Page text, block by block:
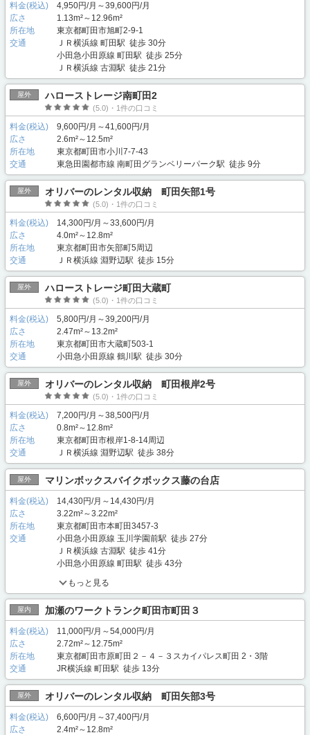
料金(税込)
4,950円/月～39,600円/月
広さ
1.13m²～12.96m²
所在地
東京都町田市旭町2-9-1
交通
ＪＲ横浜線 町田駅 徒歩 30分
小田急小田原線 町田駅 徒歩 25分
ＪＲ横浜線 古淵駅 徒歩 21分
屋外 ハローストレージ南町田2
(5.0)・1件の口コミ
料金(税込)
9,600円/月～41,600円/月
広さ
2.6m²～12.5m²
所在地
東京都町田市小川7-7-43
交通
東急田園都市線 南町田グランベリーパーク駅 徒歩 9分
屋外 オリバーのレンタル収納 町田矢部1号
(5.0)・1件の口コミ
料金(税込)
14,300円/月～33,600円/月
広さ
4.0m²～12.8m²
所在地
東京都町田市矢部町5周辺
交通
ＪＲ横浜線 淵野辺駅 徒歩 15分
屋外 ハローストレージ町田大蔵町
(5.0)・1件の口コミ
料金(税込)
5,800円/月～39,200円/月
広さ
2.47m²～13.2m²
所在地
東京都町田市大蔵町503-1
交通
小田急小田原線 鶴川駅 徒歩 30分
屋外 オリバーのレンタル収納 町田根岸2号
(5.0)・1件の口コミ
料金(税込)
7,200円/月～38,500円/月
広さ
0.8m²～12.8m²
所在地
東京都町田市根岸1-8-14周辺
交通
ＪＲ横浜線 淵野辺駅 徒歩 38分
屋外 マリンボックスバイクボックス藤の台店
料金(税込)
14,430円/月～14,430円/月
広さ
3.22m²～3.22m²
所在地
東京都町田市本町田3457-3
交通
小田急小田原線 玉川学園前駅 徒歩 27分
ＪＲ横浜線 古淵駅 徒歩 41分
小田急小田原線 町田駅 徒歩 43分
もっと見る
屋内 加瀬のワークトランク町田市町田３
料金(税込)
11,000円/月～54,000円/月
広さ
2.72m²～12.75m²
所在地
東京都町田市原町田２－４－３スカイパレス町田 2・3階
交通
JR横浜線 町田駅 徒歩 13分
屋外 オリバーのレンタル収納 町田矢部3号
料金(税込)
6,600円/月～37,400円/月
広さ
2.4m²～12.8m²